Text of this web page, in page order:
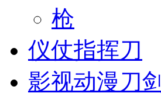
枪
仪仗指挥刀
影视动漫刀剑